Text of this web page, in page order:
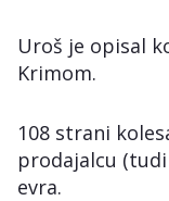
Uroš je opisal
Krimom.
108 strani
prodajalcu
evra.